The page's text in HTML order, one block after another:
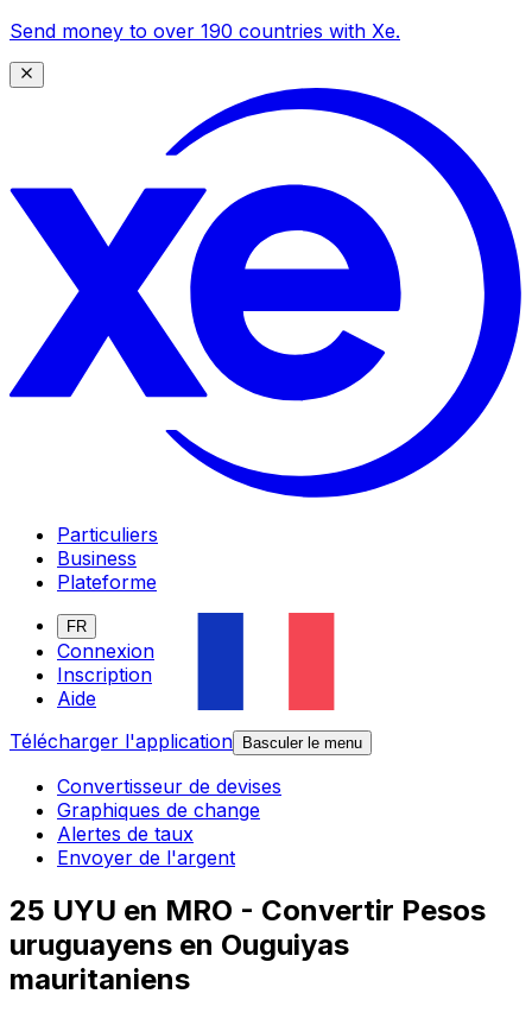
Send money to over 190 countries with Xe.
Particuliers
Business
Plateforme
FR
Connexion
Inscription
Aide
Télécharger l'application
Basculer le menu
Convertisseur de devises
Graphiques de change
Alertes de taux
Envoyer de l'argent
25 UYU en MRO - Convertir Pesos
uruguayens en Ouguiyas
mauritaniens